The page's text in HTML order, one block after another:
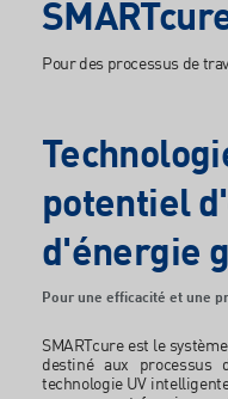
Inertisation
Optique
"Raytracing"
Pour des processus de
potentiel
d'énergie
Pour une efficacité et une
SMARTcure est le
destiné aux processus
technologie UV